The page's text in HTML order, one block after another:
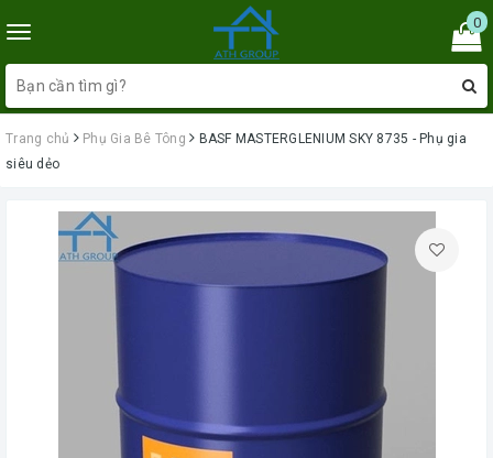
Toggle
navigation
0
Trang chủ Phụ Gia Bê Tông
BASF MASTERGLENIUM SKY 8735 - Phụ gia
siêu dẻo